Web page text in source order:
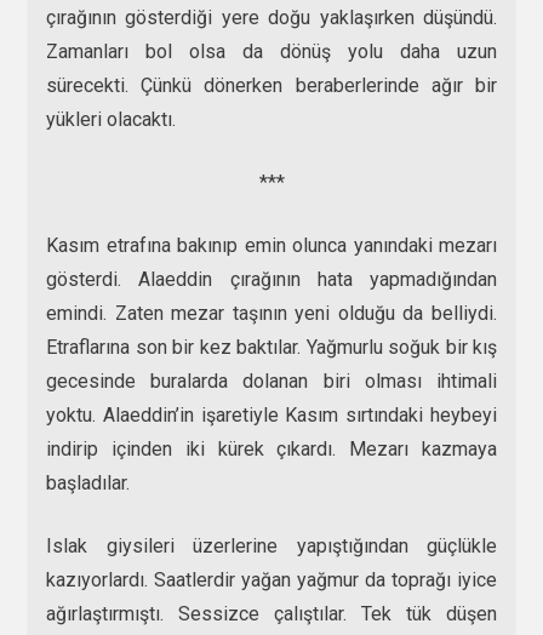
çırağının gösterdiği yere doğu yaklaşırken düşündü.
Zamanları bol olsa da dönüş yolu daha uzun
sürecekti. Çünkü dönerken beraberlerinde ağır bir
yükleri olacaktı.
***
Kasım etrafına bakınıp emin olunca yanındaki mezarı
gösterdi. Alaeddin çırağının hata yapmadığından
emindi. Zaten mezar taşının yeni olduğu da belliydi.
Etraflarına son bir kez baktılar. Yağmurlu soğuk bir kış
gecesinde buralarda dolanan biri olması ihtimali
yoktu. Alaeddin’in işaretiyle Kasım sırtındaki heybeyi
indirip içinden iki kürek çıkardı. Mezarı kazmaya
başladılar.
Islak giysileri üzerlerine yapıştığından güçlükle
kazıyorlardı. Saatlerdir yağan yağmur da toprağı iyice
ağırlaştırmıştı. Sessizce çalıştılar. Tek tük düşen